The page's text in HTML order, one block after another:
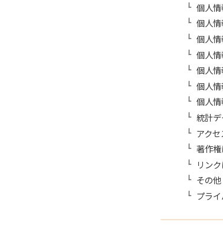
個人
個人
個人
個人
個人
個人
個人
統計
アク
著作
リン
その
プラ